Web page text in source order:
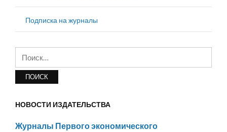
Подписка на журналы
НОВОСТИ ИЗДАТЕЛЬСТВА
Журналы Первого экономического